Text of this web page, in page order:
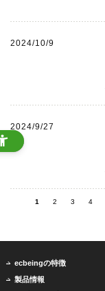
2024/10/9
2024/9/27
1 2 3 4
ecbeingの特徴
製品情報